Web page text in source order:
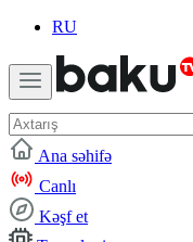
RU
Ana səhifə
Canlı
Kəşf et